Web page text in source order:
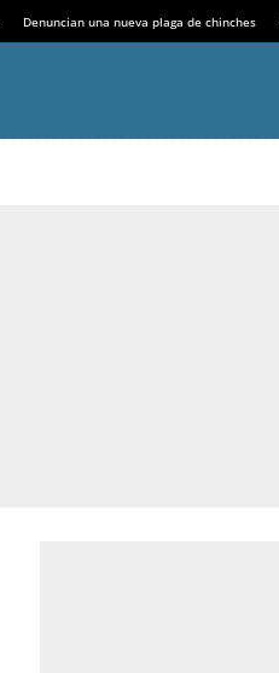
Denuncian una nueva plaga de chinches